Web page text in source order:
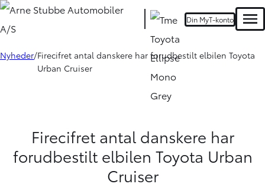
Din MyT-konto
Nyheder Firecifret antal danskere har forudbestilt elbilen Toyota
Urban Cruiser
Firecifret antal danskere har
forudbestilt elbilen Toyota Urban
Cruiser